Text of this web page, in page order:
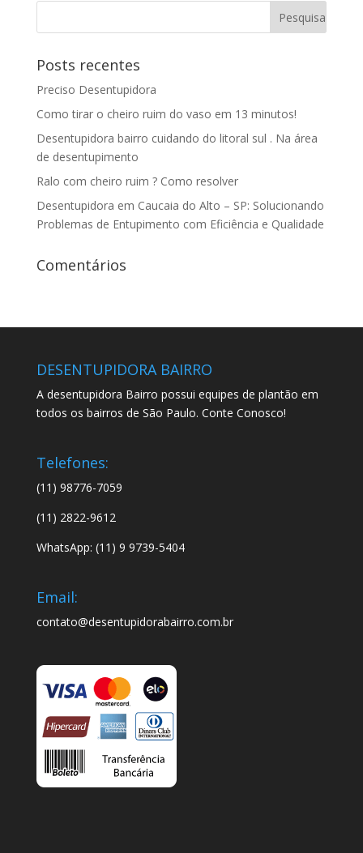
Posts recentes
Preciso Desentupidora
Como tirar o cheiro ruim do vaso em 13 minutos!
Desentupidora bairro cuidando do litoral sul . Na área
de desentupimento
Ralo com cheiro ruim ? Como resolver
Desentupidora em Caucaia do Alto – SP: Solucionando
Problemas de Entupimento com Eficiência e Qualidade
Comentários
DESENTUPIDORA BAIRRO
A desentupidora Bairro possui equipes de plantão em
todos os bairros de São Paulo. Conte Conosco!
Telefones:
(11) 98776-7059
(11) 2822-9612
WhatsApp: (11) 9 9739-5404
Email:
contato@desentupidorabairro.com.br